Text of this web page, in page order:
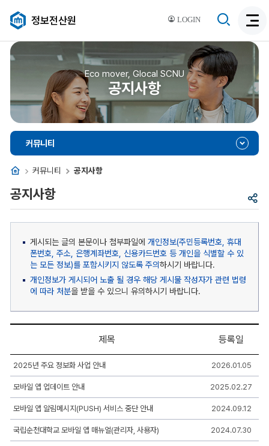
LOGIN
정보전산원
색
활
성
색
Eco mover, Glocal SCNU
공지사항
홈 커뮤니티 공지사항
커뮤니티
공
공지사항
게시되는 글의 본문이나 첨부파일에 개인정보(주민등록번호, 휴대
폰번호, 주소, 은행계좌번호, 신용카드번호 등 개인을 식별할 수 있
는 모든 정보)를 포함시키지 않도록 주의하시기 바랍니다.
개인정보가 게시되어 노출 될 경우 해당 게시물 작성자가 관련 법령
에 따라 처분을 받을 수 있으니 유의하시기 바랍니다.
지
사
항
게
시
판
리
제목 등록일
2025년 주요 정보화 사업 안내 2026.01.05
모바일 앱 업데이트 안내 2025.02.27
모바일 앱 알림메시지(PUSH) 서비스 중단 안내 2024.09.12
국립순천대학교 모바일 앱 매뉴얼(관리자, 사용자) 2024.07.30